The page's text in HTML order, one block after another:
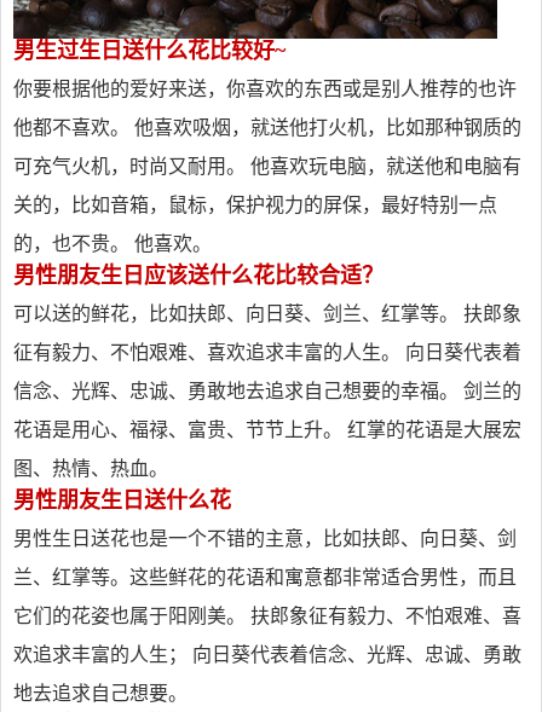
男生过生日送什么花比较好~
你要根据他的爱好来送，你喜欢的东西或是别人推荐的也许
他都不喜欢。 他喜欢吸烟，就送他打火机，比如那种钢质的
可充气火机，时尚又耐用。 他喜欢玩电脑，就送他和电脑有
关的，比如音箱，鼠标，保护视力的屏保，最好特别一点
的，也不贵。 他喜欢。
男性朋友生日应该送什么花比较合适？
可以送的鲜花，比如扶郎、向日葵、剑兰、红掌等。 扶郎象
征有毅力、不怕艰难、喜欢追求丰富的人生。 向日葵代表着
信念、光辉、忠诚、勇敢地去追求自己想要的幸福。 剑兰的
花语是用心、福禄、富贵、节节上升。 红掌的花语是大展宏
图、热情、热血。
男性朋友生日送什么花
男性生日送花也是一个不错的主意，比如扶郎、向日葵、剑
兰、红掌等。这些鲜花的花语和寓意都非常适合男性，而且
它们的花姿也属于阳刚美。 扶郎象征有毅力、不怕艰难、喜
欢追求丰富的人生； 向日葵代表着信念、光辉、忠诚、勇敢
地去追求自己想要。